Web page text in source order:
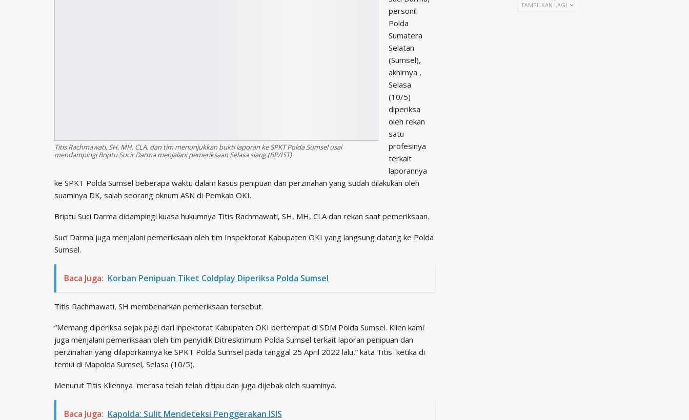
Titis Rachmawati, SH, MH, CLA, dan tim menunjukkan bukti laporan ke SPKT Polda Sumsel usai
mendampingi Briptu Sucir Darma menjalani pemeriksaan Selasa siang.(BP/IST)
personil
Polda
Sumatera
Selatan
(Sumsel),
akhirnya ,
Selasa
(10/5)
diperiksa
oleh rekan
satu
profesinya
terkait
laporannya
ke SPKT Polda Sumsel beberapa waktu dalam kasus penipuan dan perzinahan yang sudah dilakukan oleh
suaminya DK, salah seorang oknum ASN di Pemkab OKI.
Briptu Suci Darma didampingi kuasa hukumnya Titis Rachmawati, SH, MH, CLA dan rekan saat pemeriksaan.
Suci Darma juga menjalani pemeriksaan oleh tim Inspektorat Kabupaten OKI yang langsung datang ke Polda
Sumsel.
Baca Juga: Korban Penipuan Tiket Coldplay Diperiksa Polda Sumsel
Titis Rachmawati, SH membenarkan pemeriksaan tersebut.
“Memang diperiksa sejak pagi dari inpektorat Kabupaten OKI bertempat di SDM Polda Sumsel. Klien kami
juga menjalani pemeriksaan oleh tim penyidik Ditreskrimum Polda Sumsel terkait laporan penipuan dan
perzinahan yang dilaporkannya ke SPKT Polda Sumsel pada tanggal 25 April 2022 lalu,” kata Titis ketika di
temui di Mapolda Sumsel, Selasa (10/5).
Menurut Titis Kliennya merasa telah telah ditipu dan juga dijebak oleh suaminya.
Baca Juga: Kapolda: Sulit Mendeteksi Penggerakan ISIS
TAMPILKAN LAGI